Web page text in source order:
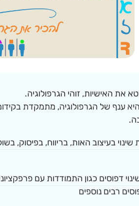
את האישיות, זוהי הגרפולוגיה.
ענף של הגרפולוגיה, מתמקדת בקידום
שינוי בעיצוב האות, בריווח, בפיסוק,
דפוסים כגון התמודדות עם
רבים נוספים